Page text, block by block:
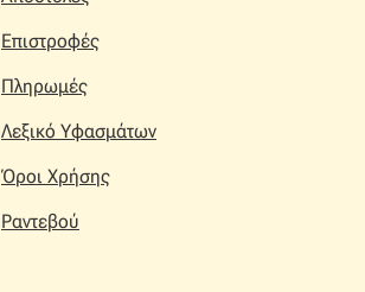
Επιστροφές
Πληρωμές
Λεξικό Υφασμάτων
Όροι Χρήσης
Ραντεβού